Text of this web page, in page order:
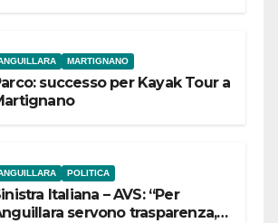
MARTIGNANO
successo per Kayak Tour a
POLITICA
Italiana – AVS: “Per
servono trasparenza,